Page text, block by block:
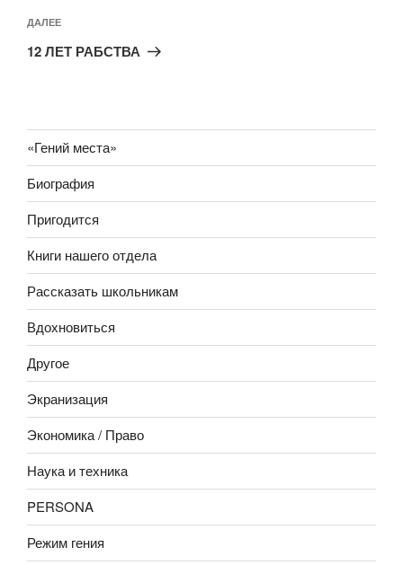
Следующая
запись
ДАЛЕЕ
12 ЛЕТ РАБСТВА
«Гений места»
Биография
Пригодится
Книги нашего отдела
Рассказать школьникам
Вдохновиться
Другое
Экранизация
Экономика / Право
Наука и техника
PERSONA
Режим гения